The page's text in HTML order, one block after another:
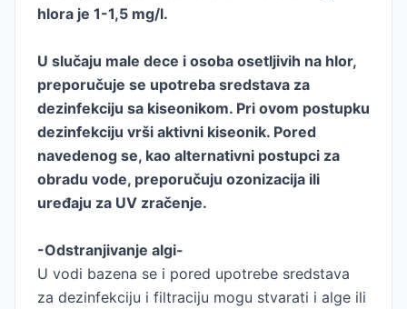
hlora je 1-1,5 mg/l.
U slučaju male dece i osoba osetljivih na hlor,
preporučuje se upotreba sredstava za
dezinfekciju sa kiseonikom. Pri ovom postupku
dezinfekciju vrši aktivni kiseonik. Pored
navedenog se, kao alternativni postupci za
obradu vode, preporučuju ozonizacija ili
uređaju za UV zračenje.
-Odstranjivanje algi-
U vodi bazena se i pored upotrebe sredstava
za dezinfekciju i filtraciju mogu stvarati i alge ili